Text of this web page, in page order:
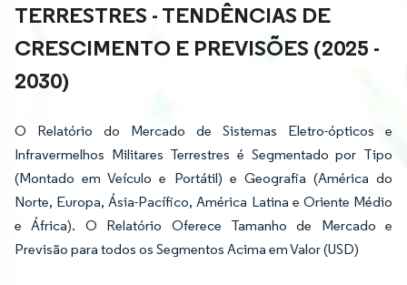
TERRESTRES - TENDÊNCIAS DE
CRESCIMENTO E PREVISÕES (2025 -
2030)
O Relatório do Mercado de Sistemas Eletro-ópticos e
Infravermelhos Militares Terrestres é Segmentado por Tipo
(Montado em Veículo e Portátil) e Geografia (América do
Norte, Europa, Ásia-Pacífico, América Latina e Oriente Médio
e África). O Relatório Oferece Tamanho de Mercado e
Previsão para todos os Segmentos Acima em Valor (USD)